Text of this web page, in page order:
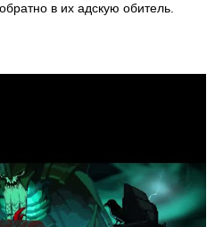
в их адскую обитель.